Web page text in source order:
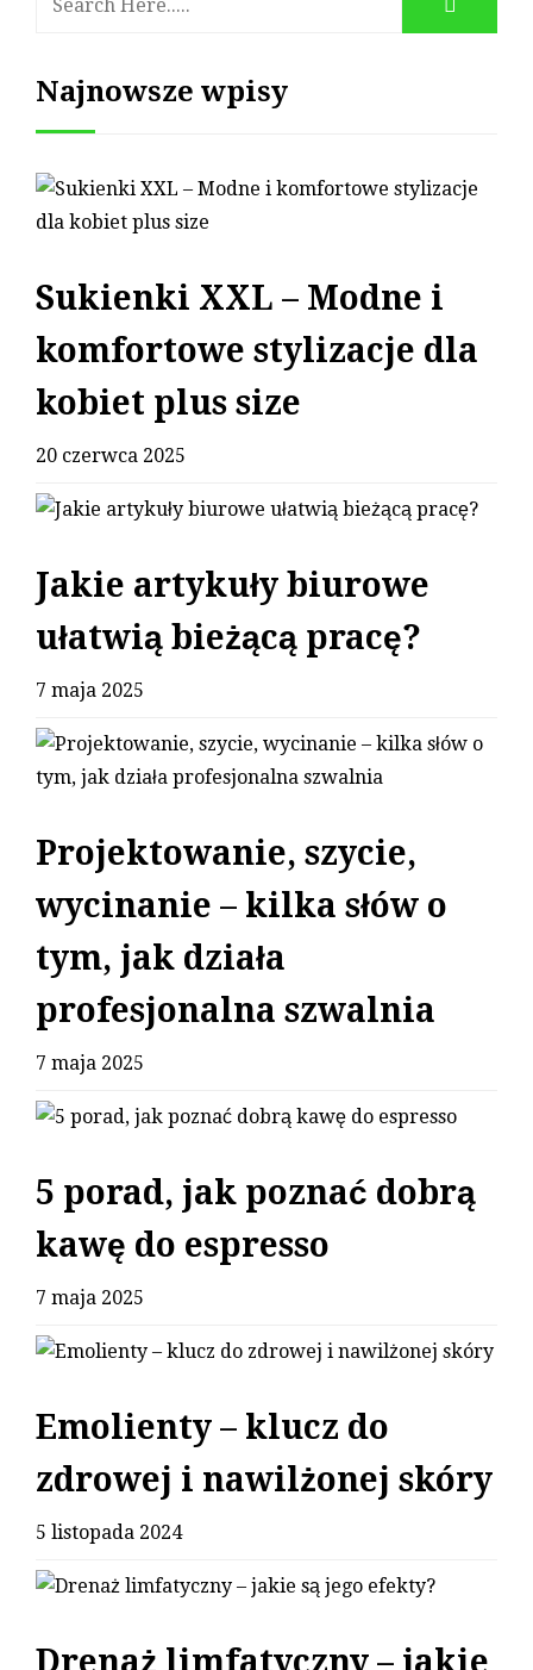
Najnowsze wpisy
Sukienki XXL – Modne i
komfortowe stylizacje dla
kobiet plus size
20 czerwca 2025
Jakie artykuły biurowe
ułatwią bieżącą pracę?
7 maja 2025
Projektowanie, szycie,
wycinanie – kilka słów o
tym, jak działa
profesjonalna szwalnia
7 maja 2025
5 porad, jak poznać dobrą
kawę do espresso
7 maja 2025
Emolienty – klucz do
zdrowej i nawilżonej skóry
5 listopada 2024